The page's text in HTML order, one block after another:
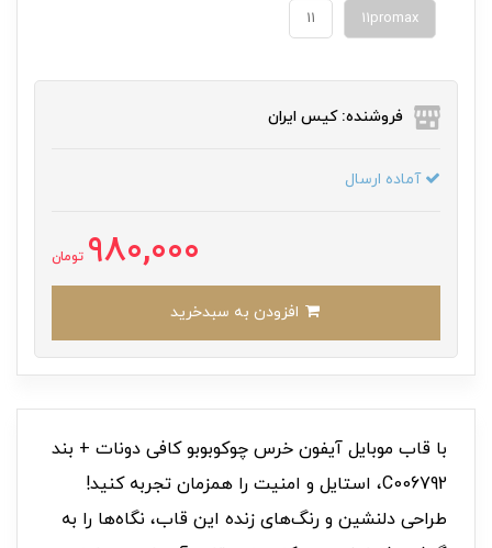
11promax
11
فروشنده: کیس ایران
آماده ارسال
980,000 تومان
با قاب موبایل آیفون خرس چوکوبوبو کافی دونات + بند
C006792، استایل و امنیت را همزمان تجربه کنید!
طراحی دلنشین و رنگ‌های زنده این قاب، نگاه‌ها را به